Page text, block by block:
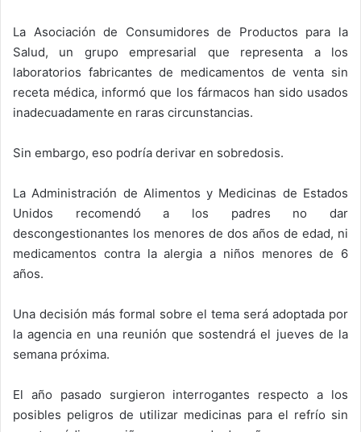
La Asociación de Consumidores de Productos para la
Salud, un grupo empresarial que representa a los
laboratorios fabricantes de medicamentos de venta sin
receta médica, informó que los fármacos han sido usados
inadecuadamente en raras circunstancias.
Sin embargo, eso podría derivar en sobredosis.
La Administración de Alimentos y Medicinas de Estados
Unidos recomendó a los padres no dar
descongestionantes los menores de dos años de edad, ni
medicamentos contra la alergia a niños menores de 6
años.
Una decisión más formal sobre el tema será adoptada por
la agencia en una reunión que sostendrá el jueves de la
semana próxima.
El año pasado surgieron interrogantes respecto a los
posibles peligros de utilizar medicinas para el refrío sin